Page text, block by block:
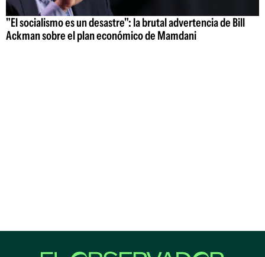
"El socialismo es un desastre": la brutal advertencia de Bill
Ackman sobre el plan económico de Mamdani